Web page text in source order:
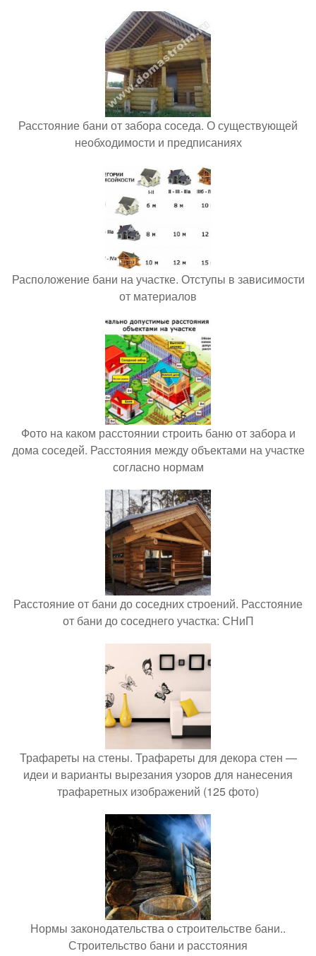
Расстояние бани от забора соседа. О существующей
необходимости и предписаниях
Расположение бани на участке. Отступы в зависимости
от материалов
Фото на каком расстоянии строить баню от забора и
дома соседей. Расстояния между объектами на участке
согласно нормам
Расстояние от бани до соседних строений. Расстояние
от бани до соседнего участка: СНиП
Трафареты на стены. Трафареты для декора стен —
идеи и варианты вырезания узоров для нанесения
трафаретных изображений (125 фото)
Нормы законодательства о строительстве бани..
Строительство бани и расстояния